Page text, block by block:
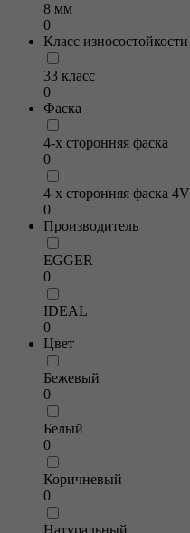
8 мм
0
Класс износостойкости
33 класс
0
Фаска
4-х сторонняя фаска
0
4-х сторонняя фаска 4V
0
Производитель
EGGER
0
IDEAL
0
Цвет
Бежевый
0
Белый
0
Коричневый
0
Натуральный